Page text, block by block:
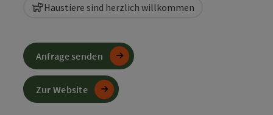
Haustiere sind herzlich willkommen
Anfrage senden
Zur Website